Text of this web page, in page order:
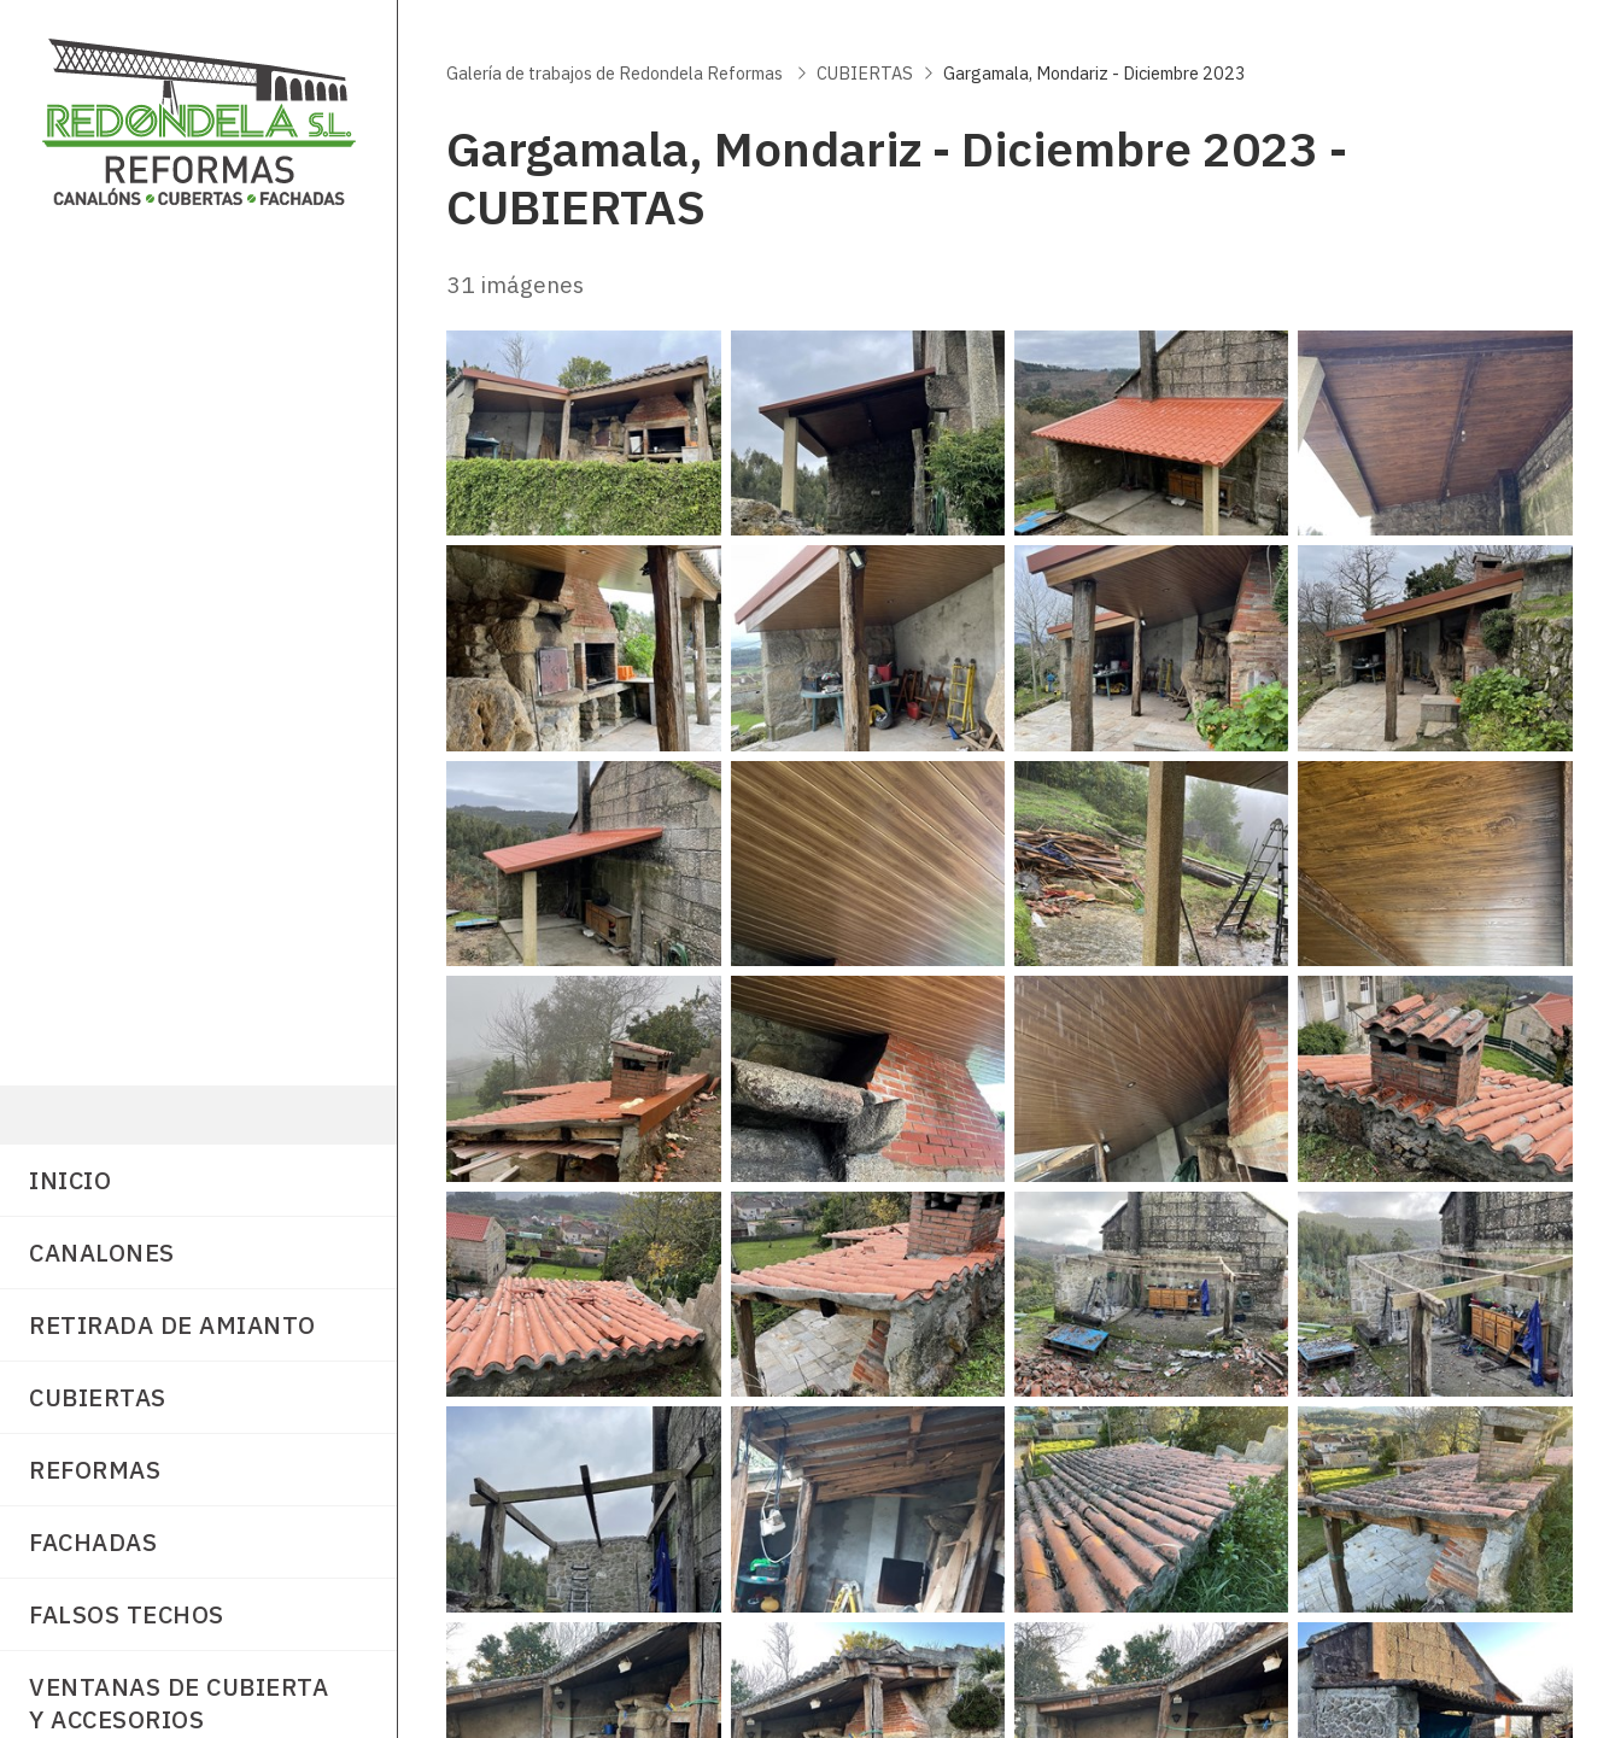
INICIO
CANALONES
RETIRADA DE AMIANTO
CUBIERTAS
REFORMAS
FACHADAS
FALSOS TECHOS
VENTANAS DE CUBIERTA
Y ACCESORIOS
Galería de trabajos de Redondela Reformas CUBIERTAS Gargamala, Mondariz - Diciembre 2023
Gargamala, Mondariz - Diciembre 2023 -
CUBIERTAS
31 imágenes